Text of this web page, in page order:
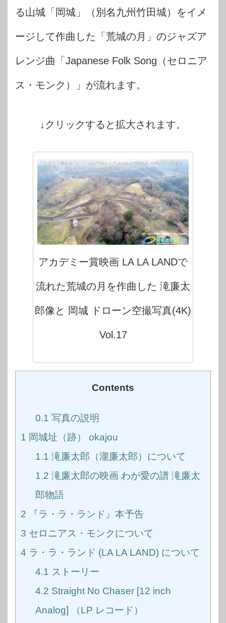
る山城「岡城」（別名九州竹田城）をイメ
ージして作曲した「荒城の月」のジャズア
レンジ曲「Japanese Folk Song（セロニア
ス・モンク）」が流れます。
↓クリックすると拡大されます。
アカデミー賞映画 LA LA LANDで
流れた荒城の月を作曲した 滝廉太
郎像と 岡城 ドローン空撮写真(4K)
Vol.17
Contents
0.1 写真の説明
1 岡城址（跡） okajou
1.1 滝廉太郎（瀧廉太郎）について
1.2 滝廉太郎の映画 わが愛の譜 滝廉太
郎物語
2 『ラ・ラ・ランド』本予告
3 セロニアス・モンクについて
4 ラ・ラ・ランド (LA LA LAND) について
4.1 ストーリー
4.2 Straight No Chaser [12 inch
Analog] （LP レコード）